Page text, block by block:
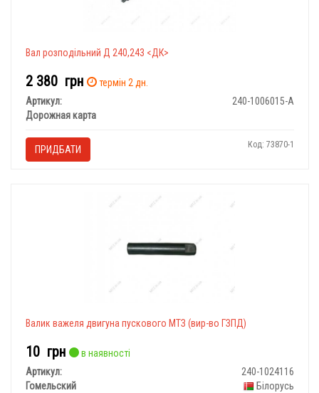
Вал розподільний Д 240,243 <ДК>
2 380 грн
термін 2 дн.
Артикул:
240-1006015-А
Дорожная карта
ПРИДБАТИ Код: 73870-1
Валик важеля двигуна пускового МТЗ (вир-во ГЗПД)
10 грн
в наявності
Артикул:
240-1024116
Гомельский
Білорусь